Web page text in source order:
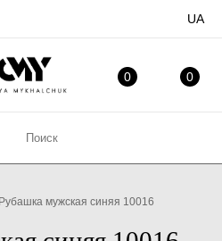
UA
0
0 ИЗБРАННОЕ
Рубашка мужская синяя 10016